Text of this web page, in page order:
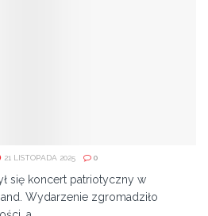
21 LISTOPADA 2025 0
się koncert patriotyczny w
Wydarzenie zgromadziło